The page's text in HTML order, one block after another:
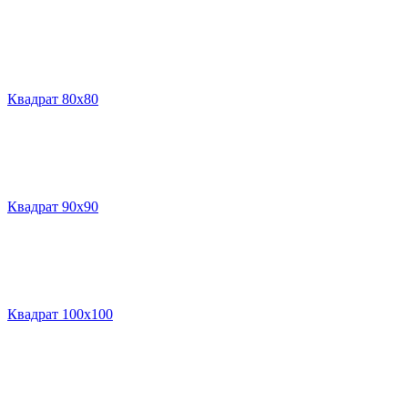
Квадрат 80х80
Квадрат 90х90
Квадрат 100х100